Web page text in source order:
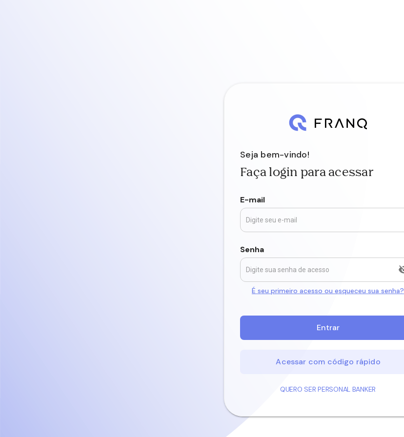
Seja bem-vindo!
Faça login para acessar
E-mail
Senha
É seu primeiro acesso ou esqueceu sua senha?
Entrar
Acessar com código rápido
QUERO SER PERSONAL BANKER